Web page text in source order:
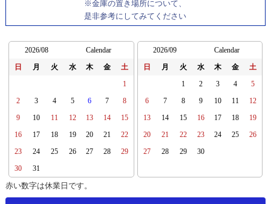
※金庫の置き場所について、
是非参考にしてみてください
2026/08 Calendar
日 月 火 水 木 金 土
1
2 3 4 5 6 7 8
9 10 11 12 13 14 15
16 17 18 19 20 21 22
23 24 25 26 27 28 29
30 31
2026/09 Calendar
日 月 火 水 木 金 土
1 2 3 4 5
6 7 8 9 10 11 12
13 14 15 16 17 18 19
20 21 22 23 24 25 26
27 28 29 30
赤い数字は休業日です。